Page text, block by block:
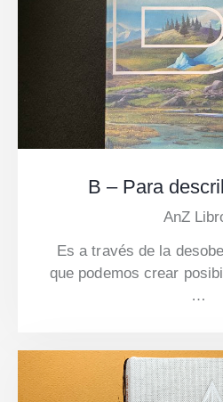
B – Para
AnZ
Es a través de la
que podemos crear
…